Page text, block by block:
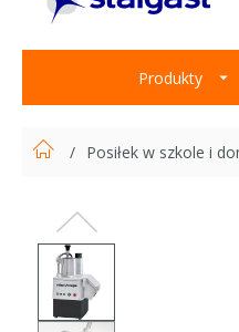
Produkty
Posiłek w szkole i